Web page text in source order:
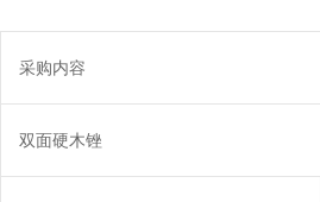
采购内容
双面硬木锉